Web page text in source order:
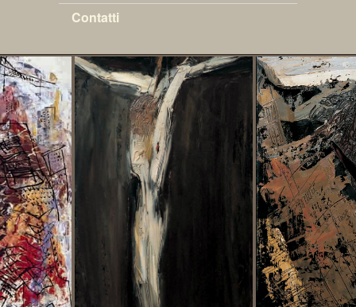
Contatti